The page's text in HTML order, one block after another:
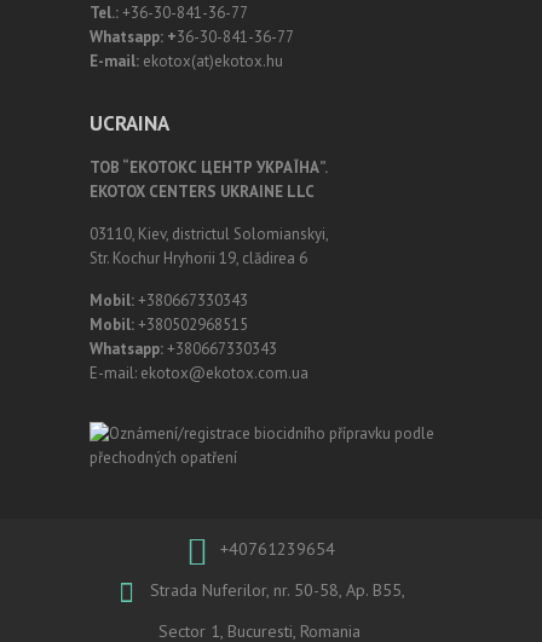
Tel.:+36-30-841-36-77
Whatsapp: +36-30-841-36-77
E-mail: ekotox(at)ekotox.hu
UCRAINA
ТОВ “ЕКОТОКС ЦЕНТР УКРАЇНА”.
EKOTOX CENTERS UKRAINE LLC
03110, Kiev, districtul Solomianskyi,
Str. Kochur Hryhorii 19, clădirea 6
Mobil:+380667330343
Mobil:+380502968515
Whatsapp:+380667330343
E-mail: ekotox@ekotox.com.ua
+40761239654
Strada Nuferilor, nr. 50-58, Ap. B55,
Sector 1, Bucuresti, Romania